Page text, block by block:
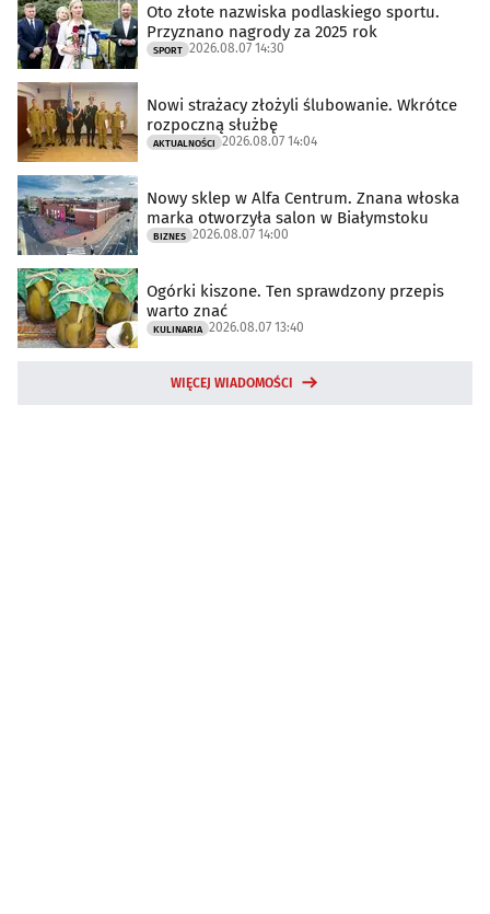
Oto złote nazwiska podlaskiego sportu.
Przyznano nagrody za 2025 rok
SPORT 2026.08.07 14:30
Nowi strażacy złożyli ślubowanie. Wkrótce
rozpoczną służbę
AKTUALNOŚCI 2026.08.07 14:04
Nowy sklep w Alfa Centrum. Znana włoska
marka otworzyła salon w Białymstoku
BIZNES 2026.08.07 14:00
Ogórki kiszone. Ten sprawdzony przepis
warto znać
KULINARIA 2026.08.07 13:40
WIĘCEJ WIADOMOŚCI